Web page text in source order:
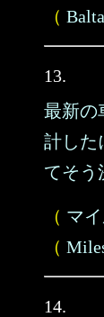
（
13.
最新の
計した
てそう
（ マ
（
14.